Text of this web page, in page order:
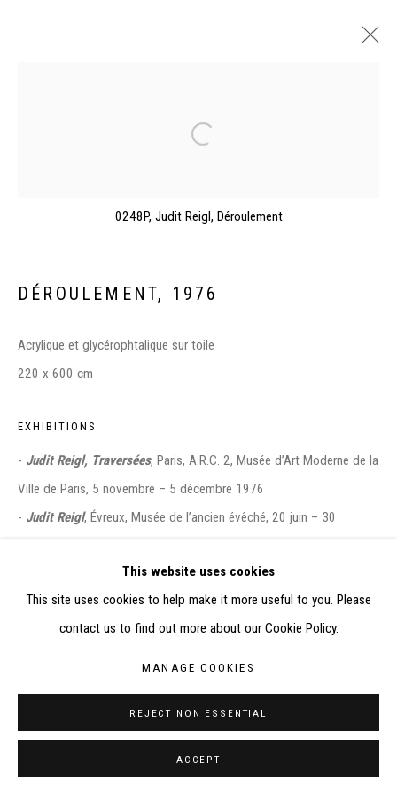
Manage cookies
PARTIR DES DONNÉES COLLECTÉES PAR ELISABETH KLIMOFF
DE 2015 À 2019
This website uses cookies
This site uses cookies to help make it more useful to you. Please
contact us to find out more about our Cookie Policy.
MANAGE COOKIES
REJECT NON ESSENTIAL
ACCEPT
0248P, Judit Reigl, Déroulement
DÉROULEMENT, 1976
Acrylique et glycérophtalique sur toile
220 x 600 cm
EXHIBITIONS
- Judit Reigl, Traversées, Paris, A.R.C. 2, Musée d’Art Moderne de la
Ville de Paris, 5 novembre – 5 décembre 1976
- Judit Reigl, Évreux, Musée de l’ancien évêché, 20 juin – 30
Judit Reigl, A Survey, 20 septembre – 24 novembre 2007, Janos
Gat Gallery, New York, Etats-Unis
Judit Reigl depuis 1950, le Déroulement de la peinture, 9 octobre
LITERATURE
- AMELINE Jean-Paul, “Judit Reigl and Jean-Paul Ameline",
, site, États-Unis, 03/04/2009 (Attention : datée